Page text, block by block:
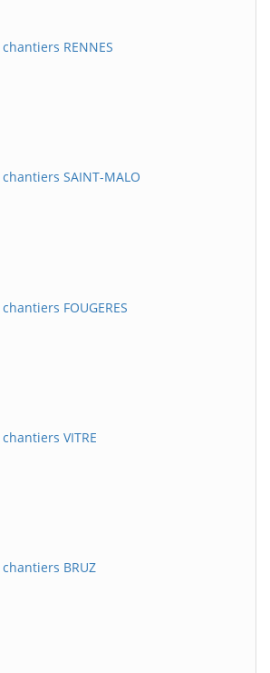
RENNES
SAINT-MALO
FOUGERES
VITRE
BRUZ